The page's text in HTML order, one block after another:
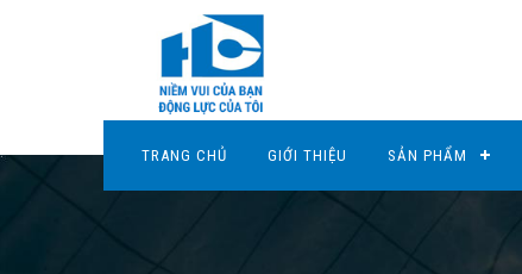
TRANG CHỦ GIỚI THIỆU SẢN PHẨM